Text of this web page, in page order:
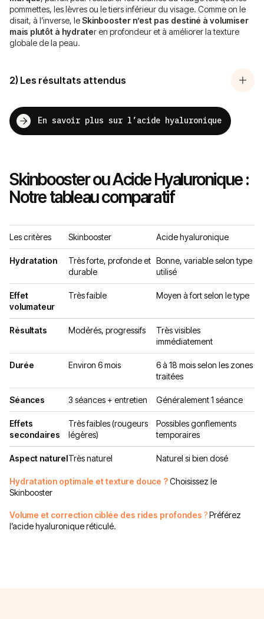
pommettes, les lèvres ou le tiers inférieur du visage. Comme on le
disait, à l’inverse, leSkinbooster n’est pas destiné à volumiser
mais plutôt à hydrater en profondeur et à améliorer la texture
globale de la peau.
2) Les résultats attendus
En savoir plus sur l’acide hyaluronique
Skinbooster ou Acide Hyaluronique :
Notretableau comparatif
Les critères Skinbooster Acide hyaluronique
Hydratation
Très forte, profonde et
durable
Bonne, variable selon type
utilisé
Effet
volumateur
Très faible Moyen à fort selon le type
Résultats Modérés, progressifs
Très visibles
immédiatement
Durée Environ 6 mois
6 à 18 mois selon les zones
traitées
Séances 3 séances + entretien Généralement 1 séance
Effets
secondaires
Très faibles (rougeurs
légères)
Possibles gonflements
temporaires
Aspect naturelTrès naturel Naturel si bien dosé
Hydratation optimale et texture douce ?Choisissez le
Skinbooster
Volume et correction ciblée des rides profondes ?Préférez
l’acide hyaluronique réticulé.